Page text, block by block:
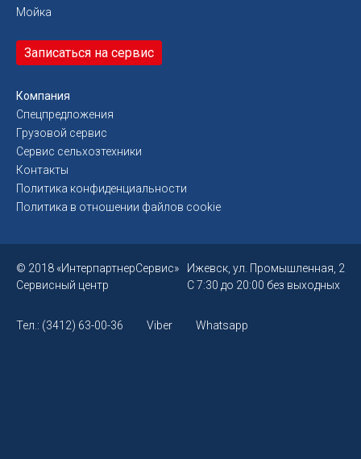
Мойка
Записаться на сервис
Компания
Спецпредложения
Грузовой сервис
Сервис сельхозтехники
Контакты
Политика конфиденциальности
Политика в отношении файлов cookie
© 2018 «ИнтерпартнерСервис»
Сервисный центр
Ижевск, ул. Промышленная, 2
С 7:30 до 20:00 без выходных
Тел.: (3412) 63-00-36 Viber Whatsapp